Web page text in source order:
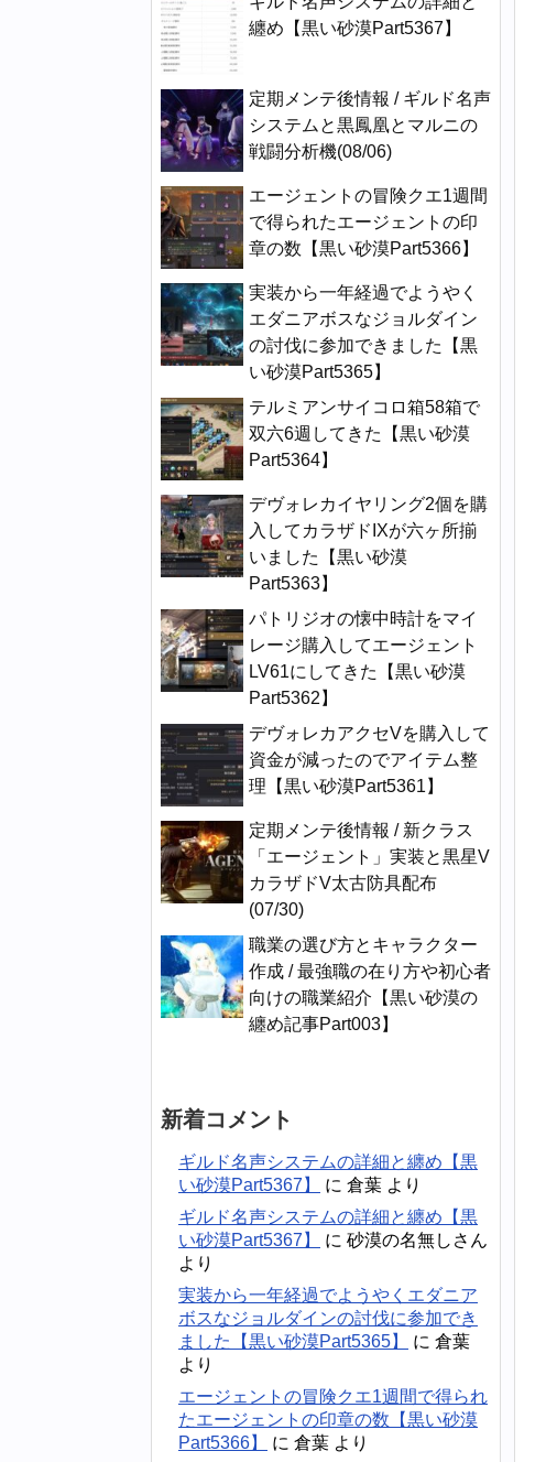
纏め【黒い砂漠Part5367】
定期メンテ後情報 / ギルド名声
システムと黒鳳凰とマルニの
戦闘分析機(08/06)
エージェントの冒険クエ1週間
で得られたエージェントの印
章の数【黒い砂漠Part5366】
実装から一年経過でようやく
エダニアボスなジョルダイン
の討伐に参加できました【黒
い砂漠Part5365】
テルミアンサイコロ箱58箱で
双六6週してきた【黒い砂漠
Part5364】
デヴォレカイヤリング2個を購
入してカラザドIXが六ヶ所揃
いました【黒い砂漠
Part5363】
パトリジオの懐中時計をマイ
レージ購入してエージェント
LV61にしてきた【黒い砂漠
Part5362】
デヴォレカアクセVを購入して
資金が減ったのでアイテム整
理【黒い砂漠Part5361】
定期メンテ後情報 / 新クラス
「エージェント」実装と黒星V
カラザドV太古防具配布
(07/30)
職業の選び方とキャラクター
作成 / 最強職の在り方や初心者
向けの職業紹介【黒い砂漠の
纏め記事Part003】
新着コメント
ギルド名声システムの詳細と纏め【黒
い砂漠Part5367】
に 倉葉 より
ギルド名声システムの詳細と纏め【黒
い砂漠Part5367】
に 砂漠の名無しさん
より
実装から一年経過でようやくエダニア
ボスなジョルダインの討伐に参加でき
ました【黒い砂漠Part5365】
に 倉葉
より
エージェントの冒険クエ1週間で得られ
たエージェントの印章の数【黒い砂漠
Part5366】
に 倉葉 より